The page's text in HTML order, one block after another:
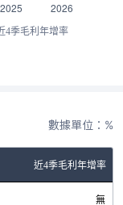
4季毛利年增率
數據單位：%
近4季毛利年增率
無